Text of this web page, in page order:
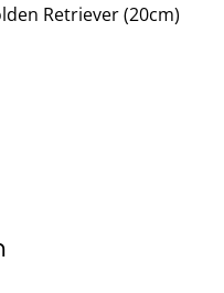
Retriever (20cm)